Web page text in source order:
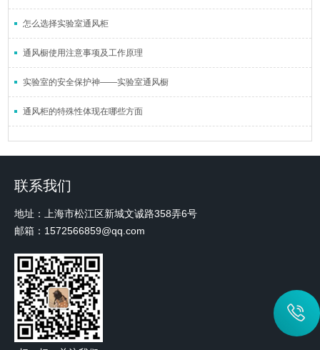
怎么选择实验室通风柜
通风橱使用注意事项及工作原理
实验室的安全保护神——实验室通风橱
通风柜的特殊性体现在哪些方面
联系我们
地址：上海市松江区新城文诚路358弄6号
邮箱：1572566859@qq.com